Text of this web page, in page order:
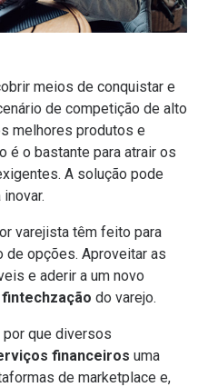
meios de conquistar e
de competição de alto
melhores produtos e
é o bastante para atrair os
A solução pode
varejista têm feito para
de opções. Aproveitar as
e aderir a um novo
fintechzação do varejo.
que diversos
financeiros uma
de marketplace e,